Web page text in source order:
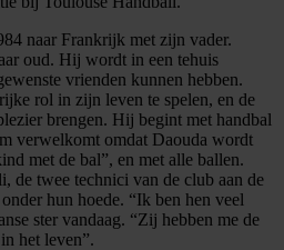
naar Frankrijk met zijn vader.
oud. Hij wordt in een tehuis
vrienden kunnen hebben.
rol in zijn leven te spelen, en de
brengen. Hij begint met handbal
verwelkomt omdat Daouda wordt
met de bal”, en met alle ballen.
de twee technici van de club aan de
hun hoede. “Ik ben hen veel
ster vandaag. “Zij hebben me de
het leven”.